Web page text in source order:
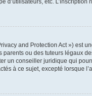
and Protection Act ») est
parents ou des tuteurs légaux
un conseiller juridique qui
à ce sujet, excepté lorsque